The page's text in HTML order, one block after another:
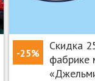
-25%
Cкидка
фабрике